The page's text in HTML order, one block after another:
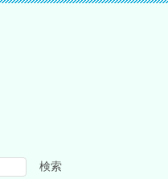
検索